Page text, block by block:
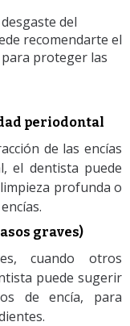
del
recomendarte el
proteger las
periodontal
de las encías
el dentista puede
profunda o
graves)
cuando otros
puede sugerir
de encía, para